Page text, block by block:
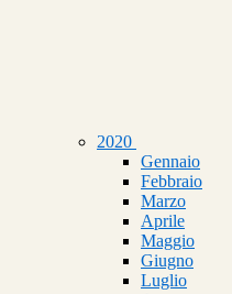
2020
Gennaio
Febbraio
Marzo
Aprile
Maggio
Giugno
Luglio